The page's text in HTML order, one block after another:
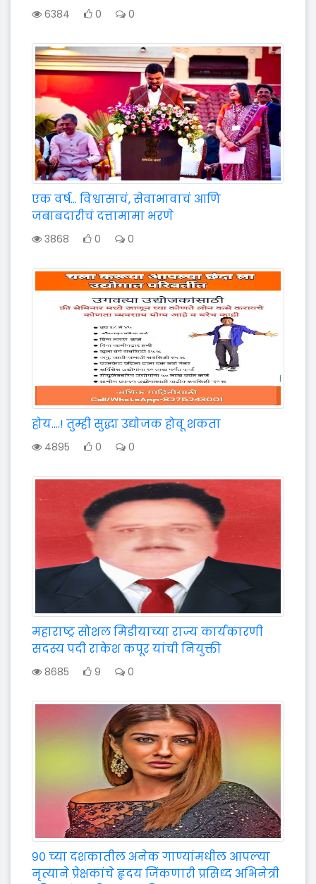
6384 0 0
एक वर्ष… विश्वासाचं, सेवाभावाचं आणि
जबाबदारीचं दत्तामामा भरणे
3868 0 0
होय....! तुम्ही सुद्धा उद्योजक होवू शकता
4895 0 0
महाराष्ट्र सोशल मिडीयाच्या राज्य कार्यकारणी
सदस्य पदी राकेश कपूर यांची नियुक्ती
8685 9 0
९० च्या दशकातील अनेक गाण्यांमधील आपल्या
नृत्याने प्रेक्षकांचे हृदय जिंकणारी प्रसिध्द अभिनेत्री